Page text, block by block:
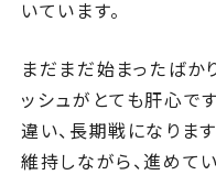
いています。
まだまだ始まったばか
ッシュがとても肝心で
違い、長期戦になりま
維持しながら、進めてい